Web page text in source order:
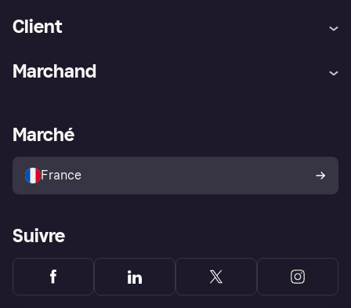
Client
Explorez les magasins
Politique de protection de
l’acheteur Klarna
Marchand
Portail Marchand
Marché
France
Suivre